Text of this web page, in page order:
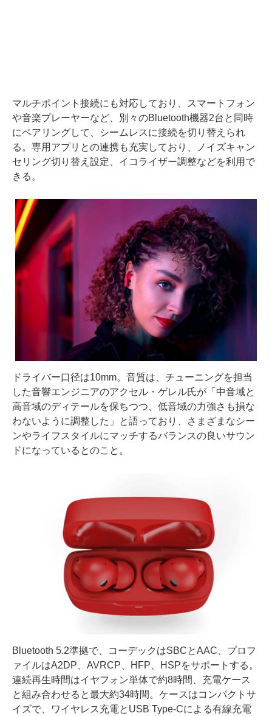
マルチポイント接続にも対応しており、スマートフォン
や音楽プレーヤーなど、別々のBluetooth機器2台と同時
にペアリングして、シームレスに接続を切り替えられ
る。専用アプリとの連携も充実しており、ノイズキャン
セリング切り替え設定、イコライザー調整などを利用で
きる。
ドライバー口径は10mm。音質は、チューニングを担当
した音響エンジニアのアクセル・ゲレル氏が「中音域と
高音域のディテールを保ちつつ、低音域の力強さも損な
わないように調整した」と語っており、さまざまなシー
ンやライフスタイルにマッチするバランスの良いサウン
ドになっているとのこと。
Bluetooth 5.2準拠で、コーデックはSBCとAAC、プロフ
ァイルはA2DP、AVRCP、HFP、HSPをサポートする。
連続再生時間はイヤフォン単体で約8時間、充電ケース
と組み合わせると最大約34時間。ケースはコンパクトサ
イズで、ワイヤレス充電とUSB Type-Cによる有線充電